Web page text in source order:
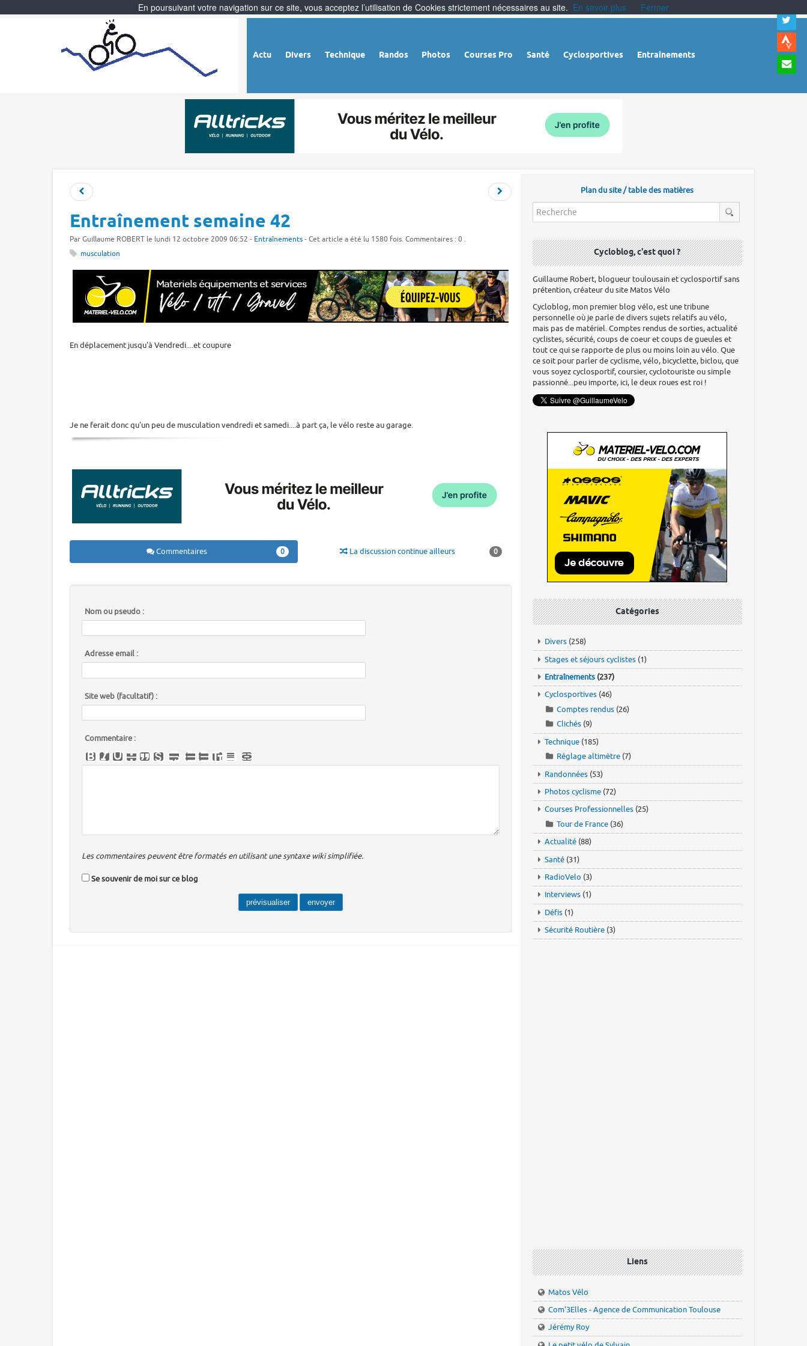
Actu Divers Technique Randos Photos Courses Pro Santé Cyclosportives Entraînements
à
Entraînement semaine 42
Par Guillaume ROBERT le lundi 12 octobre 2009 06:52 - Entraînements - Cet article a été lu 1580 fois. Commentaires : 0 .
musculation
En déplacement jusqu'à Vendredi....et coupure
Je ne ferait donc qu'un peu de musculation vendredi et samedi....à part ça, le vélo reste au garage.
Commentaires 0 La discussion continue ailleurs 0
Nom ou pseudo :
Adresse email :
Site web (facultatif) :
Commentaire :
Les commentaires peuvent être formatés en utilisant une syntaxe wiki simplifiée.
Se souvenir de moi sur ce blog
Plan du site / table des matières
Cycloblog, c'est quoi ?
Guillaume Robert, blogueur toulousain et cyclosportif sans
prétention, créateur du site Matos Vélo
Cycloblog, mon premier blog vélo, est une tribune
personnelle où je parle de divers sujets relatifs au vélo,
mais pas de matériel. Comptes rendus de sorties, actualité
cyclistes, sécurité, coups de coeur et coups de gueules et
tout ce qui se rapporte de plus ou moins loin au vélo. Que
ce soit pour parler de cyclisme, vélo, bicyclette, biclou, que
vous soyez cyclosportif, coursier, cyclotouriste ou simple
passionné...peu importe, ici, le deux roues est roi !
Catégories
Divers (258)
Stages et séjours cyclistes (1)
Entraînements (237)
Cyclosportives (46)
Comptes rendus (26)
Clichés (9)
Technique (185)
Réglage altimètre (7)
Randonnées (53)
Photos cyclisme (72)
Courses Professionnelles (25)
Tour de France (36)
Actualité (88)
Santé (31)
RadioVelo (3)
Interviews (1)
Défis (1)
Sécurité Routière (3)
Liens
Matos Vélo
Com'3Elles - Agence de Communication Toulouse
Jérémy Roy
En poursuivant votre navigation sur ce site, vous acceptez l’utilisation de Cookies strictement nécessaires au site. En savoir plus Fermer